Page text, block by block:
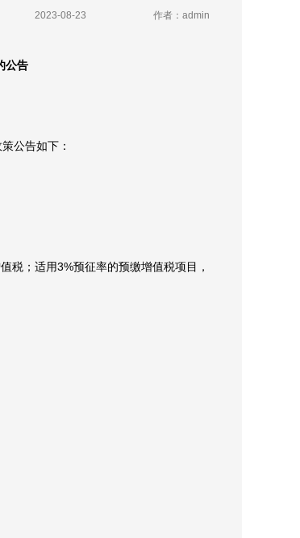
作者：admin
2023-08-23
公告
公告如下：
；适用3%预征率的预缴增值税项目，